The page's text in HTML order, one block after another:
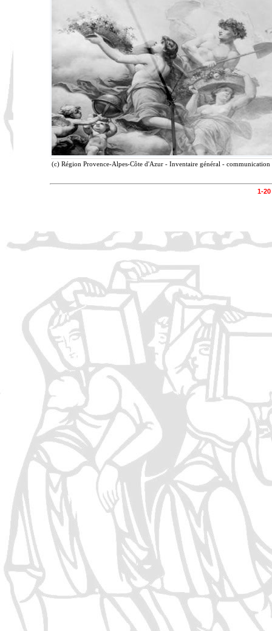
(c) Région Provence-Alpes-Côte d'Azur - Inventaire général -
1-20